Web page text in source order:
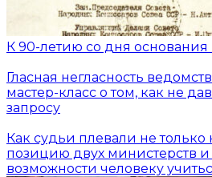
К 90-летию со дня
Гласная негласность
мастер-класс о том, как не
запросу
Как судьи плевали не только
позицию двух министерств и
возможности человеку